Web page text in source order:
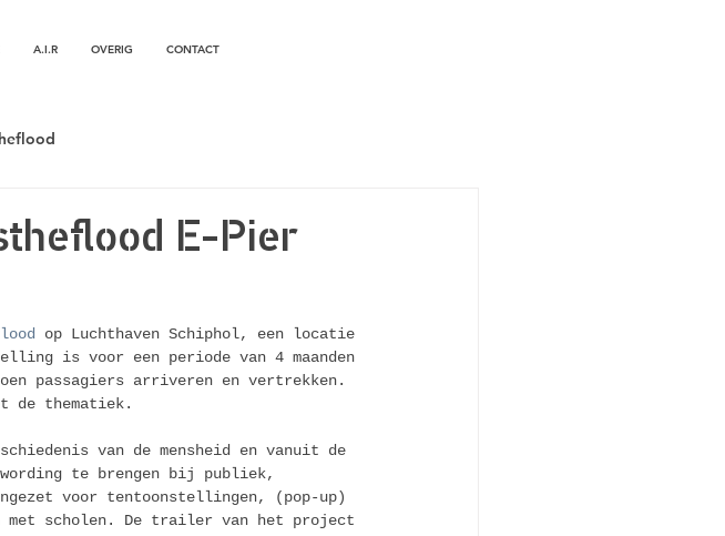
A.I.R OVERIG CONTACT
E-Pier
op Luchthaven Schiphol, een locatie
is voor een periode van 4 maanden
passagiers arriveren en vertrekken.
de thematiek.
van de mensheid en vanuit de
te brengen bij publiek,
voor tentoonstellingen, (pop-up)
met scholen. De trailer van het project